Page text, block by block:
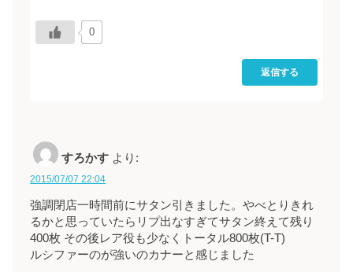
0
返信する
すろかす より:
2015/07/07 22:04
強調閉店一時間前にサタン引きました。やべとりきれ
るかと思っていたらリプ出なすぎてサタン終えて残り
400枚 その後レア役も少なくトータル800枚(T-T)
ルシファーのが強いのカナーと感じました